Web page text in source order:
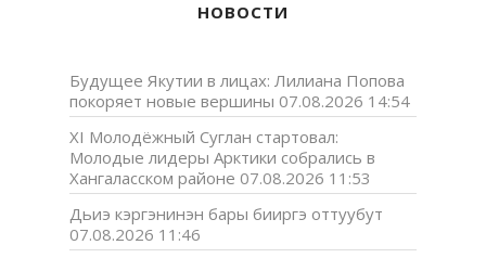
НОВОСТИ
Будущее Якутии в лицах: Лилиана Попова
покоряет новые вершины 07.08.2026 14:54
XI Молодёжный Суглан стартовал:
Молодые лидеры Арктики собрались в
Хангаласском районе 07.08.2026 11:53
Дьиэ кэргэнинэн бары бииргэ оттуубут
07.08.2026 11:46